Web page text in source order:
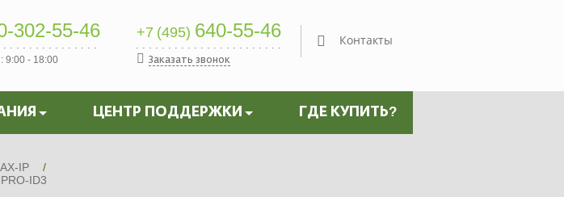
302-55-46
9:00 - 18:00
+7 (495) 640-55-46
Заказать звонок
Контакты
ЦЕНТР ПОДДЕРЖКИ ГДЕ КУПИТЬ?
IP
ID3